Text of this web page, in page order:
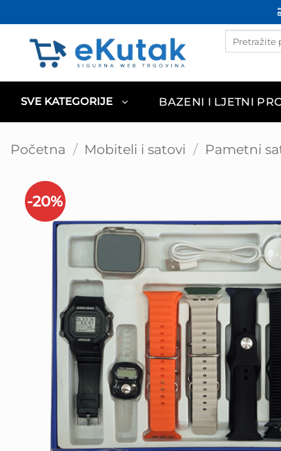
to
content
Products
SVE KATEGORIJE BAZENI I LJETNI
Početna / Mobiteli i satovi / Pametni
-20%